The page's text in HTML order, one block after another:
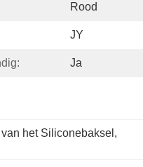
Rood
JY
Ja
het Siliconebaksel ,